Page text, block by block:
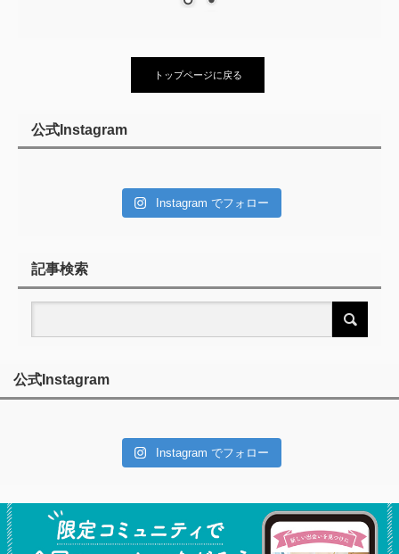
トップページに戻る
公式Instagram
Instagram でフォロー
記事検索
公式Instagram
Instagram でフォロー